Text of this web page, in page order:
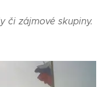
či zájmové skupiny.